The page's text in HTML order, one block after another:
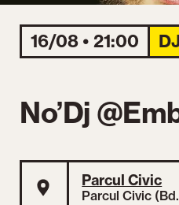
16/08 • 21:00
No’Dj
Parcul Civic
Parcul Civic